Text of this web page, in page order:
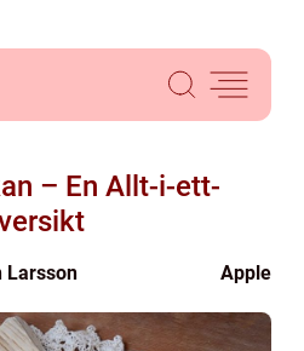
– En Allt-i-ett-
Larsson Apple